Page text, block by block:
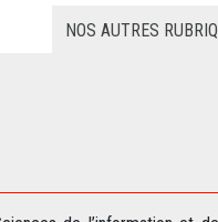
NOS AUTRES